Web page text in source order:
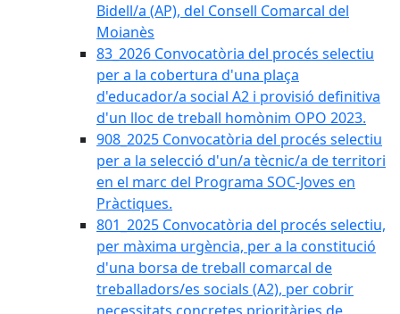
Bidell/a (AP), del Consell Comarcal del
Moianès
83_2026 Convocatòria del procés selectiu
per a la cobertura d'una plaça
d'educador/a social A2 i provisió definitiva
d'un lloc de treball homònim OPO 2023.
908_2025 Convocatòria del procés selectiu
per a la selecció d'un/a tècnic/a de territori
en el marc del Programa SOC-Joves en
Pràctiques.
801_2025 Convocatòria del procés selectiu,
per màxima urgència, per a la constitució
d'una borsa de treball comarcal de
treballadors/es socials (A2), per cobrir